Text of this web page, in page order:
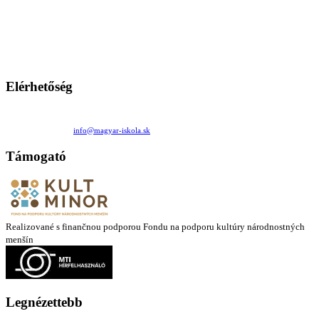
Elérhetőség
info@magyar-iskola.sk
Támogató
Realizované s finančnou podporou Fondu na podporu kultúry národnostných
menšín
Legnézettebb